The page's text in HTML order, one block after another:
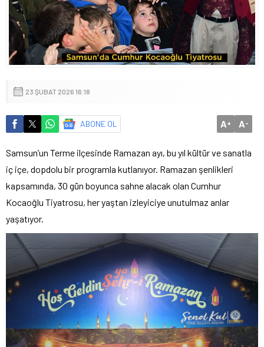
23 ŞUBAT 2026 16:18
ABONE OL A+ A-
Samsun’un Terme ilçesinde Ramazan ayı, bu yıl kültür ve sanatla
iç içe, dopdolu bir programla kutlanıyor. Ramazan şenlikleri
kapsamında, 30 gün boyunca sahne alacak olan Cumhur
Kocaoğlu Tiyatrosu, her yaştan izleyiciye unutulmaz anlar
yaşatıyor.